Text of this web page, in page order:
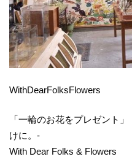
WithDearFolksFlowers
「一輪のお花をプレゼント
けに。-
With Dear Folks & Flowers